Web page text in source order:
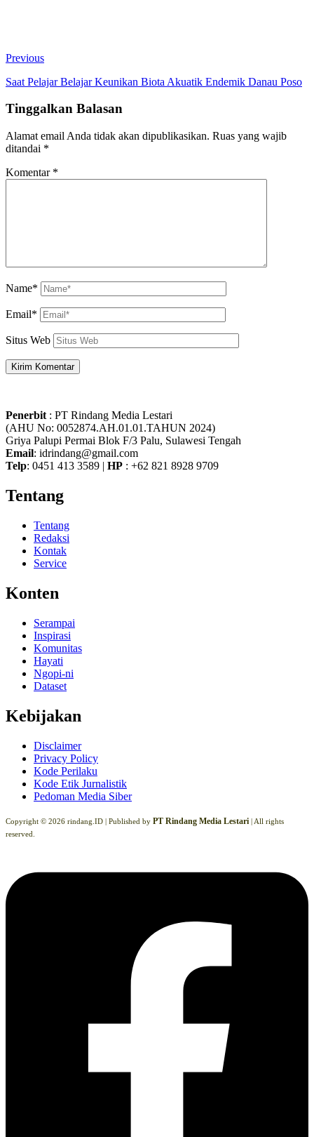
Previous
Saat Pelajar Belajar Keunikan Biota Akuatik Endemik Danau Poso
Tinggalkan Balasan
Alamat email Anda tidak akan dipublikasikan. Ruas yang wajib
ditandai *
Komentar *
Name*
Email*
Situs Web
Penerbit : PT Rindang Media Lestari
(AHU No: 0052874.AH.01.01.TAHUN 2024)
Griya Palupi Permai Blok F/3 Palu, Sulawesi Tengah
Email: idrindang@gmail.com
Telp: 0451 413 3589 | HP : +62 821 8928 9709
Tentang
Tentang
Redaksi
Kontak
Service
Konten
Serampai
Inspirasi
Komunitas
Hayati
Ngopi-ni
Dataset
Kebijakan
Disclaimer
Privacy Policy
Kode Perilaku
Kode Etik Jurnalistik
Pedoman Media Siber
Copyright © 2026 rindang.ID | Published by PT Rindang Media Lestari | All rights
reserved.